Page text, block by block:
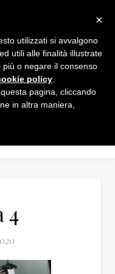
4
×
utilizzati si avvalgono
utili alle finalità illustrate
più o negare il consenso
policy
pagina, cliccando
in altra maniera,